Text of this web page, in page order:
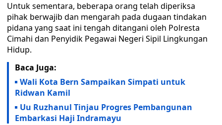
Untuk sementara, beberapa orang telah diperiksa
pihak berwajib dan mengarah pada dugaan tindakan
pidana yang saat ini tengah ditangani oleh Polresta
Cimahi dan Penyidik Pegawai Negeri Sipil Lingkungan
Hidup.
Baca Juga:
Wali Kota Bern Sampaikan Simpati untuk
Ridwan Kamil
Uu Ruzhanul Tinjau Progres Pembangunan
Embarkasi Haji Indramayu